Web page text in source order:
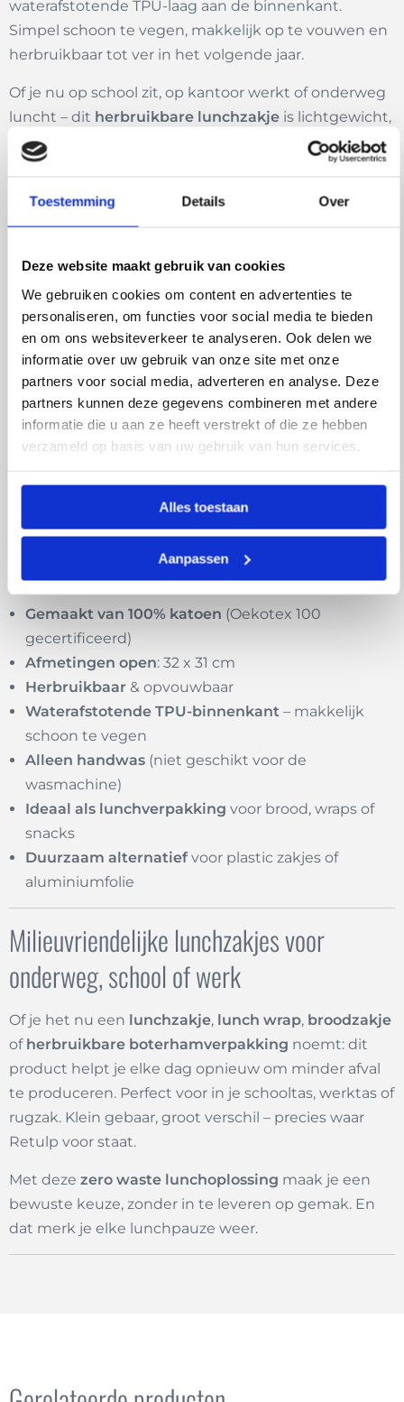
Toestemming Details Over
Deze website maakt gebruik van cookies
We gebruiken cookies om content en advertenties te
personaliseren, om functies voor social media te bieden
en om ons websiteverkeer te analyseren. Ook delen we
informatie over uw gebruik van onze site met onze
partners voor social media, adverteren en analyse. Deze
partners kunnen deze gegevens combineren met andere
informatie die u aan ze heeft verstrekt of die ze hebben
verzameld op basis van uw gebruik van hun services.
Alles toestaan
Aanpassen
waterafstotende TPU-laag aan de binnenkant.
Simpel schoon te vegen, makkelijk op te vouwen en
herbruikbaar tot ver in het volgende jaar.
Of je nu op school zit, op kantoor werkt of onderweg
luncht – dit herbruikbare lunchzakje is lichtgewicht,
compact en sluit eenvoudig met een flap. Zo blijft je
lunch vers verpakt, zonder afval.
Waarom kiezen voor een herbruikbare
lunchwrap?
Een lunchwrap van katoenis niet alleen beter voor
het milieu, maar ook een stuk handiger dan
wegwerpverpakkingen. Geen ritselende zakjes meer
of folie die blijft plakken. Je vouwt de wrap om je
broodje heen, sluit ‘m af en je bent good to go.
TPU-laag aan de binnenzijde
zorgt ervoor dat
afnemen met een doekje en hij is weer schoon voor
de volgende lunch. Duurzaam, praktisch én mooi.
Voordelen van dit herbruikbare lunch zakje
Gemaakt van 100% katoen (Oekotex 100
gecertificeerd)
Afmetingen open: 32 x 31 cm
Herbruikbaar & opvouwbaar
Waterafstotende TPU-binnenkant – makkelijk
schoon te vegen
Alleen handwas (niet geschikt voor de
wasmachine)
Ideaal als lunchverpakking voor brood, wraps of
snacks
Duurzaam alternatiefvoor plastic zakjes of
aluminiumfolie
Milieuvriendelijke lunchzakjes voor
onderweg, school of werk
Of je het nu een lunchzakje, lunch wrap, broodzakje
of herbruikbare boterhamverpakking noemt: dit
product helpt je elke dag opnieuw om minder afval
te produceren. Perfect voor in je schooltas, werktas of
rugzak. Klein gebaar, groot verschil – precies waar
Retulp voor staat.
Met deze zero waste lunchoplossing maak je een
bewuste keuze, zonder in te leveren op gemak. En
dat merk je elke lunchpauze weer.